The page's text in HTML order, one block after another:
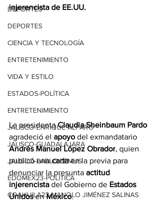
DEPORTES
DEPORTES
CIENCIA Y TECNOLOGÍA
ENTRETENIMIENTO
VIDA Y ESTILO
ESTADOS-POLÍTICA
ENTRETENIMIENTO
JALISCO-ENRIQUE ALFARO
JALISCO-GUADALAJARA
JALISCO-PABLO LEMUS
EDOMEX23-POLÍTICA
COAHUILA23-MANOLO JIMÉNEZ SALINAS
injerencista de EE.UU.
La presidenta Claudia Sheinbaum Pardo
agradeció el apoyo del exmandatario
Andrés Manuel López Obrador, quien
publicó una carta en la previa para
denunciar la presunta actitud
injerencista del Gobierno de Estados
Unidos en México.